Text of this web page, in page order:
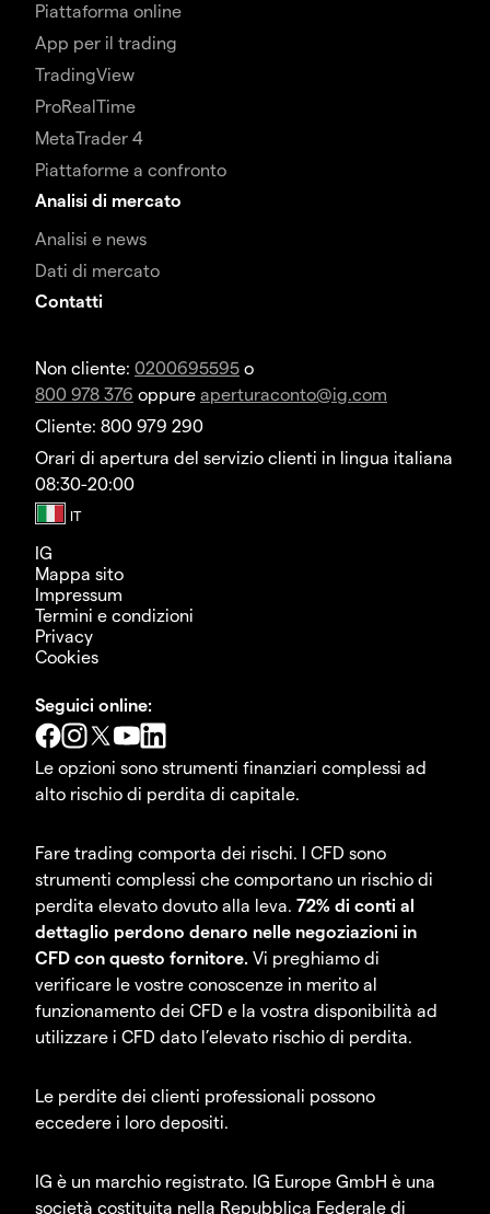
Piattaforma online
App per il trading
TradingView
ProRealTime
MetaTrader 4
Piattaforme a confronto
Analisi di mercato
Analisi e news
Dati di mercato
Contatti
Non cliente: 0200695595 o
800 978 376 oppure aperturaconto@ig.com
Cliente: 800 979 290
Orari di apertura del servizio clienti in lingua italiana
08:30-20:00
IG
Mappa sito
Impressum
Termini e condizioni
Privacy
Cookies
Seguici online:
Le opzioni sono strumenti finanziari complessi ad
alto rischio di perdita di capitale.
Fare trading comporta dei rischi. I CFD sono
strumenti complessi che comportano un rischio di
perdita elevato dovuto alla leva. 72% di conti al
dettaglio perdono denaro nelle negoziazioni in
CFD con questo fornitore. Vi preghiamo di
verificare le vostre conoscenze in merito al
funzionamento dei CFD e la vostra disponibilità ad
utilizzare i CFD dato l’elevato rischio di perdita.
Le perdite dei clienti professionali possono
eccedere i loro depositi.
IG è un marchio registrato. IG Europe GmbH è una
società costituita nella Repubblica Federale di